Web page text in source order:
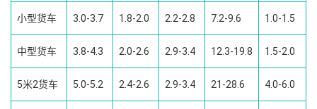
小型货车 3.0-3.7 1.8-2.0 2.2-2.8 7.2-9.6 1.0-1.5
中型货车 3.8-4.3 2.0-2.6 2.9-3.4 12.3-19.8 1.5-2.0
5米2货车 5.0-5.2 2.4-2.6 2.9-3.4 21-28.6 4.0-6.0